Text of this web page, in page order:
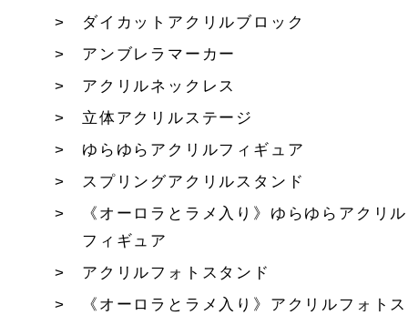
ダイカットアクリルブロック
アンブレラマーカー
アクリルネックレス
立体アクリルステージ
ゆらゆらアクリルフィギュア
スプリングアクリルスタンド
《オーロラとラメ入り》ゆらゆらアクリル
フィギュア
アクリルフォトスタンド
《オーロラとラメ入り》アクリルフォトス